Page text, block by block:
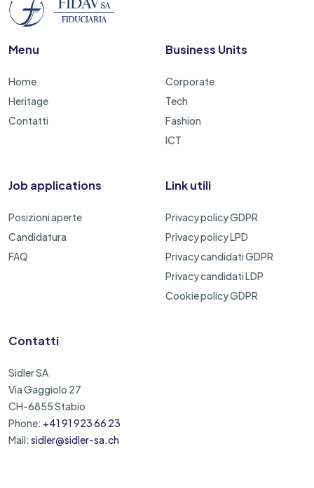
Menu
Home
Heritage
Contatti
Business Units
Corporate
Tech
Fashion
ICT
Job applications
Posizioni aperte
Candidatura
FAQ
Link utili
Privacy policy GDPR
Privacy policy LPD
Privacy candidati GDPR
Privacy candidati LDP
Cookie policy GDPR
Contatti
Sidler SA
Via Gaggiolo 27
CH-6855 Stabio
Phone: +41 91 923 66 23
Mail: sidler@sidler-sa.ch